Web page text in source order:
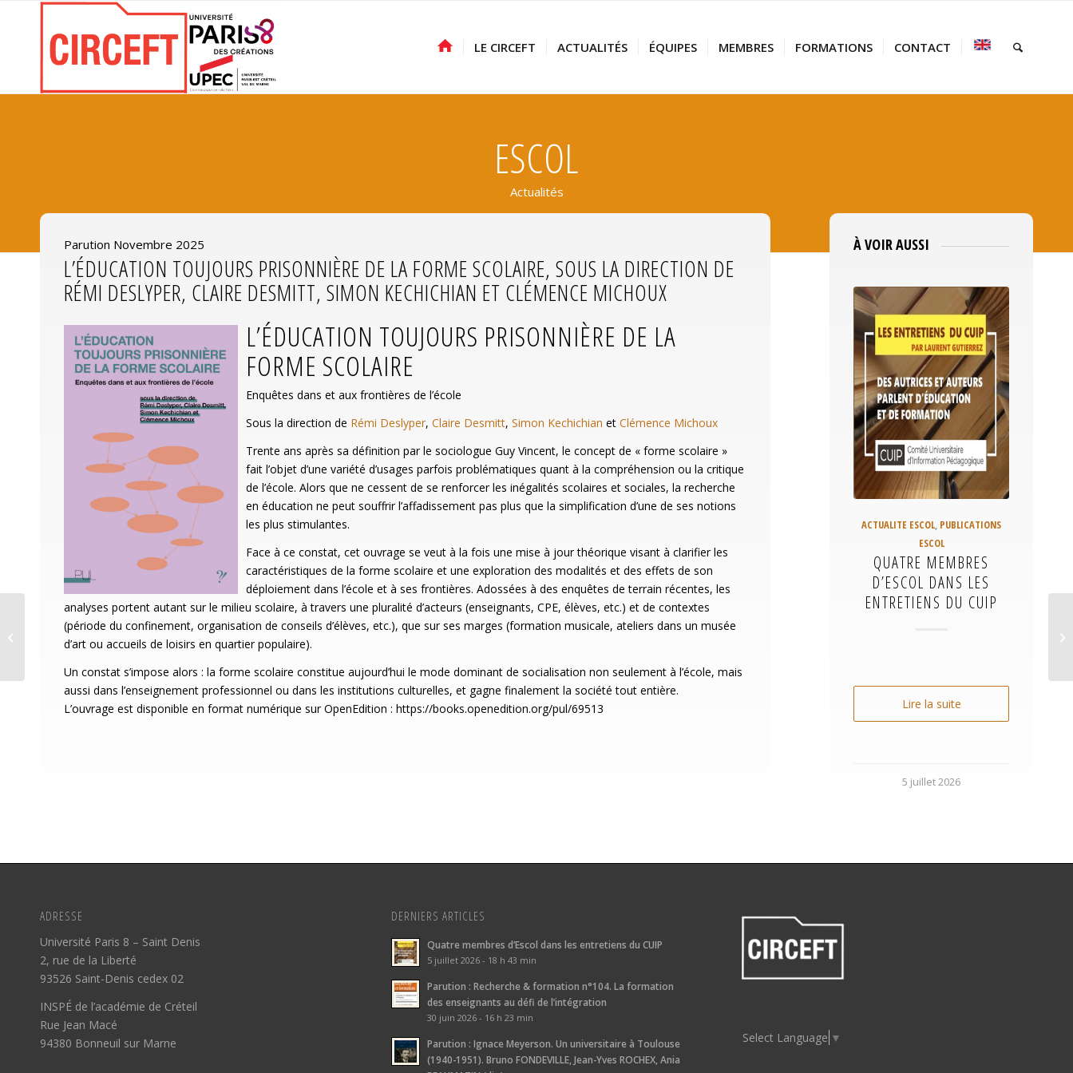
LE CIRCEFT ACTUALITÉS ÉQUIPES MEMBRES FORMATIONS CONTACT
ESCOL
Actualités
Parution Novembre 2025
L’ÉDUCATION TOUJOURS PRISONNIÈRE DE LA FORME SCOLAIRE, SOUS LA DIRECTION DE
RÉMI DESLYPER, CLAIRE DESMITT, SIMON KECHICHIAN ET CLÉMENCE MICHOUX
L’ÉDUCATION TOUJOURS PRISONNIÈRE DE LA
FORME SCOLAIRE
Enquêtes dans et aux frontières de l’école
Sous la direction de Rémi Deslyper, Claire Desmitt, Simon Kechichian et Clémence Michoux
Trente ans après sa définition par le sociologue Guy Vincent, le concept de « forme scolaire »
fait l’objet d’une variété d’usages parfois problématiques quant à la compréhension ou la critique
de l’école. Alors que ne cessent de se renforcer les inégalités scolaires et sociales, la recherche
en éducation ne peut souffrir l’affadissement pas plus que la simplification d’une de ses notions
les plus stimulantes.
Face à ce constat, cet ouvrage se veut à la fois une mise à jour théorique visant à clarifier les
caractéristiques de la forme scolaire et une exploration des modalités et des effets de son
déploiement dans l’école et à ses frontières. Adossées à des enquêtes de terrain récentes, les
analyses portent autant sur le milieu scolaire, à travers une pluralité d’acteurs (enseignants, CPE, élèves, etc.) et de contextes
(période du confinement, organisation de conseils d’élèves, etc.), que sur ses marges (formation musicale, ateliers dans un musée
d’art ou accueils de loisirs en quartier populaire).
Un constat s’impose alors : la forme scolaire constitue aujourd’hui le mode dominant de socialisation non seulement à l’école, mais
aussi dans l’enseignement professionnel ou dans les institutions culturelles, et gagne finalement la société tout entière.
L’ouvrage est disponible en format numérique sur OpenEdition : https://books.openedition.org/pul/69513
À VOIR AUSSI
ACTUALITE ESCOL, PUBLICATIONS
ESCOL
QUATRE MEMBRES
D’ESCOL DANS LES
ENTRETIENS DU CUIP
Lire la suite
5 juillet 2026
ADRESSE
Université Paris 8 – Saint Denis
2, rue de la Liberté
93526 Saint-Denis cedex 02
INSPÉ de l’académie de Créteil
Rue Jean Macé
94380 Bonneuil sur Marne
DERNIERS ARTICLES
Quatre membres d’Escol dans les entretiens du CUIP
5 juillet 2026 - 18 h 43 min
Parution : Recherche & formation n°104. La formation
des enseignants au défi de l’intégration
30 juin 2026 - 16 h 23 min
Parution : Ignace Meyerson. Un universitaire à Toulouse
(1940-1951). Bruno FONDEVILLE, Jean-Yves ROCHEX, Ania
Select Language ▼
Former et se former à
l’approche clinique
d’orientation